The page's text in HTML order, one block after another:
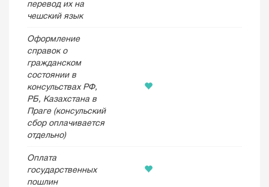
перевод их на
чешский язык
Оформление
справок о
гражданском
состоянии в
консульствах РФ,
РБ, Казахстана в
Праге (консульский
сбор оплачивается
отдельно)
Оплата
государственных
пошлин